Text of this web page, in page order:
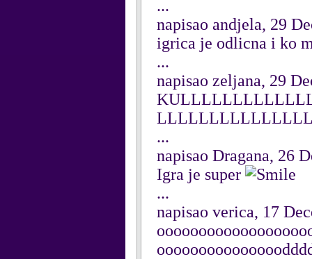
...
napisao andjela, 29
igrica je odlicna i ko
...
napisao zeljana, 29
...
napisao Dragana, 26
Igra je super
...
napisao verica, 17